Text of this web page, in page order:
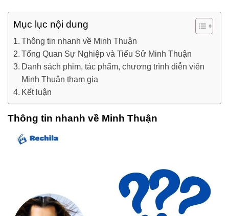
Mục lục nội dung
Thông tin nhanh về Minh Thuận
Tổng Quan Sự Nghiệp và Tiểu Sử Minh Thuận
Danh sách phim, tác phẩm, chương trình diễn viên
Minh Thuận tham gia
Kết luận
Thông tin nhanh về Minh Thuận